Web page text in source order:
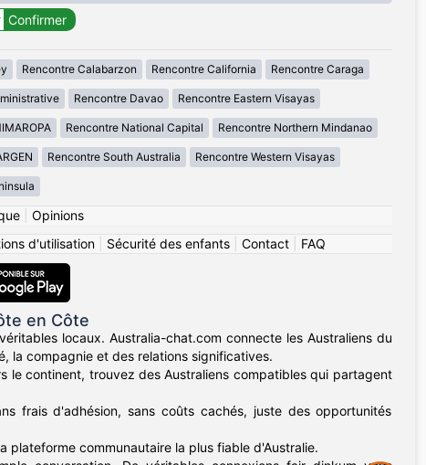
Rencontre Calabarzon Rencontre California Rencontre Caraga
Rencontre Davao Rencontre Eastern Visayas
Rencontre National Capital Rencontre Northern Mindanao
Rencontre South Australia Rencontre Western Visayas
| Opinions
d'utilisation| Sécurité des enfants| Contact| FAQ
en Côte
locaux. Australia-chat.com connecte les Australiens du
la compagnie et des relations significatives.
le continent, trouvez des Australiens compatibles qui partagent
frais d'adhésion, sans coûts cachés, juste des opportunités
plateforme communautaire la plus fiable d'Australie.